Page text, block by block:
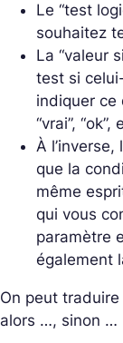
Le “test
souhaitez
La “valeur
test si
indiquer ce
“vrai”, “ok”,
À
que la
même
qui vous
paramètre
également
On peut
alors …, sinon …